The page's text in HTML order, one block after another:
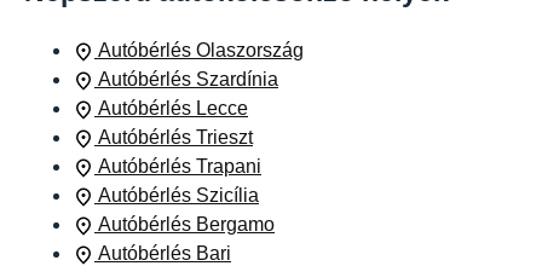
Autóbérlés Olaszország
Autóbérlés Szardínia
Autóbérlés Lecce
Autóbérlés Trieszt
Autóbérlés Trapani
Autóbérlés Szicília
Autóbérlés Bergamo
Autóbérlés Bari